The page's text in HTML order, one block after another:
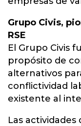
Grupo Civis,
RSE
El Grupo Civis
propósito de
alternativos
conflictividad
existente al
Las